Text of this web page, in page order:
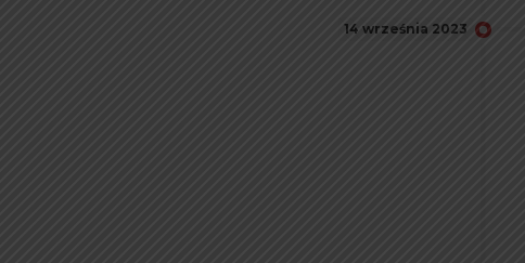
14 września 2023